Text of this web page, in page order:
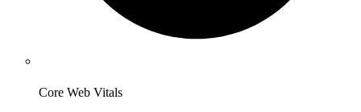
Core Web Vitals